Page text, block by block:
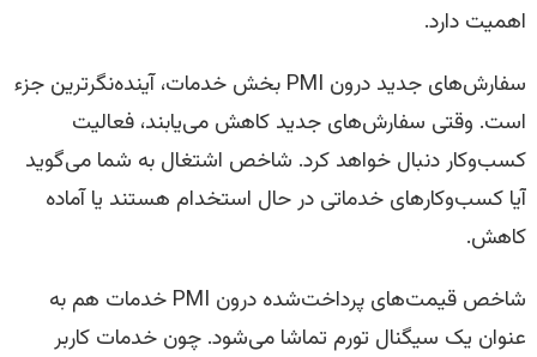
اهمیت دارد.
سفارش‌های جدید درون PMI بخش خدمات، آینده‌نگرترین جزء
است. وقتی سفارش‌های جدید کاهش می‌یابند، فعالیت
کسب‌وکار دنبال خواهد کرد. شاخص اشتغال به شما می‌گوید
آیا کسب‌وکارهای خدماتی در حال استخدام هستند یا آماده
کاهش.
شاخص قیمت‌های پرداخت‌شده درون PMI خدمات هم به
عنوان یک سیگنال تورم تماشا می‌شود. چون خدمات کاربر